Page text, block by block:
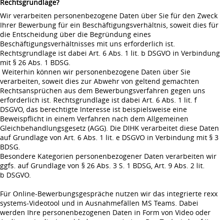
Rechtsgrundlage?
Wir verarbeiten personenbezogene Daten über Sie für den Zweck
Ihrer Bewerbung für ein Beschäftigungsverhältnis, soweit dies für
die Entscheidung über die Begründung eines
Beschäftigungsverhältnisses mit uns erforderlich ist.
Rechtsgrundlage ist dabei Art. 6 Abs. 1 lit. b DSGVO in Verbindung
mit § 26 Abs. 1 BDSG.
Weiterhin können wir personenbezogene Daten über Sie
verarbeiten, soweit dies zur Abwehr von geltend gemachten
Rechtsansprüchen aus dem Bewerbungsverfahren gegen uns
erforderlich ist. Rechtsgrundlage ist dabei Art. 6 Abs. 1 lit. f
DSGVO, das berechtigte Interesse ist beispielsweise eine
Beweispflicht in einem Verfahren nach dem Allgemeinen
Gleichbehandlungsgesetz (AGG). Die DIHK verarbeitet diese Daten
auf Grundlage von Art. 6 Abs. 1 lit. e DSGVO in Verbindung mit § 3
BDSG.
Besondere Kategorien personenbezogener Daten verarbeiten wir
ggfs. auf Grundlage von § 26 Abs. 3 S. 1 BDSG, Art. 9 Abs. 2 lit.
b DSGVO.
Für Online-Bewerbungsgespräche nutzen wir das integrierte rexx
systems-Videotool und in Ausnahmefällen MS Teams. Dabei
werden Ihre personenbezogenen Daten in Form von Video oder